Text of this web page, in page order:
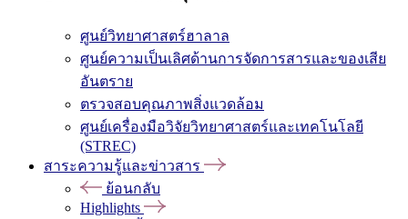
ศูนย์วิทยาศาสตร์ฮาลาล
ศูนย์ความเป็นเลิศด้านการจัดการสารและของเสีย
อันตราย
ตรวจสอบคุณภาพสิ่งแวดล้อม
ศูนย์เครื่องมือวิจัยวิทยาศาสตร์และเทคโนโลยี
(STREC)
สาระความรู้และข่าวสาร
ย้อนกลับ
Highlights